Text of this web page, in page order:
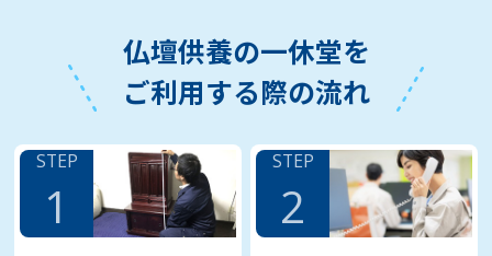
仏壇供養の一休堂を
ご利用する際の流れ
STEP
1
STEP
2